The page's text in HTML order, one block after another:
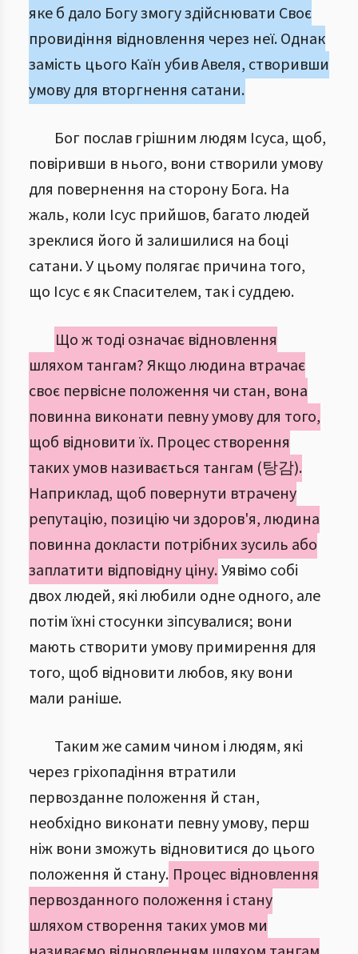
яке б дало Богу змогу здійснювати Своє
провидіння відновлення через неї. Однак
замість цього Каїн убив Авеля, створивши
умову для вторгнення сатани.
Бог послав грішним людям Ісуса, щоб,
повіривши в нього, вони створили умову
для повернення на сторону Бога. На
жаль, коли Ісус прийшов, багато людей
зреклися його й залишилися на боці
сатани. У цьому полягає причина того,
що Ісус є як Спасителем, так і суддею.
Що ж тоді означає відновлення
шляхом тангам? Якщо людина втрачає
своє первісне положення чи стан, вона
повинна виконати певну умову для того,
щоб відновити їх. Процес створення
таких умов називається тангам (탕감).
Наприклад, щоб повернути втрачену
репутацію, позицію чи здоров'я, людина
повинна докласти потрібних зусиль або
заплатити відповідну ціну.Уявімо собі
двох людей, які любили одне одного, але
потім їхні стосунки зіпсувалися; вони
мають створити умову примирення для
того, щоб відновити любов, яку вони
мали раніше.
Таким же самим чином і людям, які
через гріхопадіння втратили
первозданне положення й стан,
необхідно виконати певну умову, перш
ніж вони зможуть відновитися до цього
положення й стану. Процес відновлення
первозданного положення і стану
шляхом створення таких умов ми